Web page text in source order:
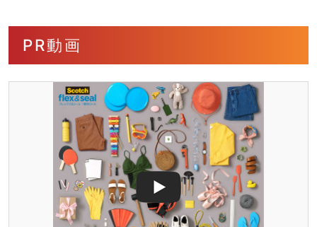
PR動画